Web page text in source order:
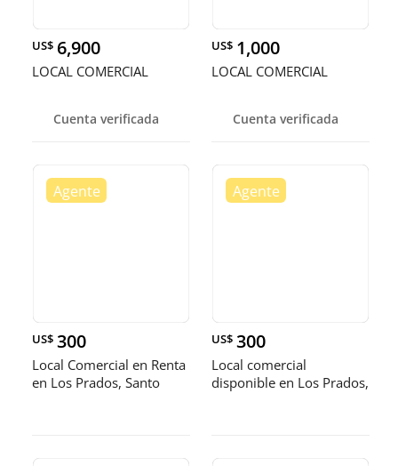
US$ 6,900
LOCAL COMERCIAL
Cuenta verificada
US$ 1,000
LOCAL COMERCIAL
Cuenta verificada
US$ 300
Local Comercial en Renta
en Los Prados, Santo
US$ 300
Local comercial
disponible en Los Prados,